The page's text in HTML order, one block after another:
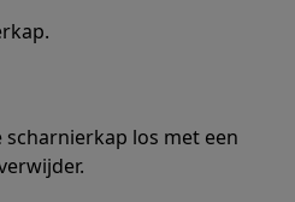
los met een